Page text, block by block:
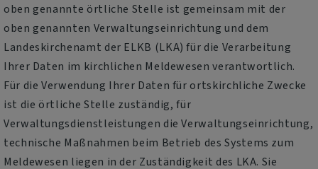
oben genannte örtliche Stelle ist gemeinsam mit der
oben genannten Verwaltungseinrichtung und dem
Landeskirchenamt der ELKB (LKA) für die Verarbeitung
Ihrer Daten im kirchlichen Meldewesen verantwortlich.
Für die Verwendung Ihrer Daten für ortskirchliche Zwecke
ist die örtliche Stelle zuständig, für
Verwaltungsdienstleistungen die Verwaltungseinrichtung,
technische Maßnahmen beim Betrieb des Systems zum
Meldewesen liegen in der Zuständigkeit des LKA. Sie